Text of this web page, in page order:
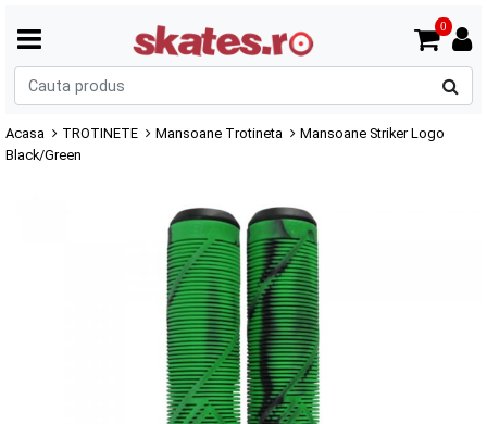
0
Acasa TROTINETE Mansoane Trotineta
Mansoane Striker Logo
Black/Green